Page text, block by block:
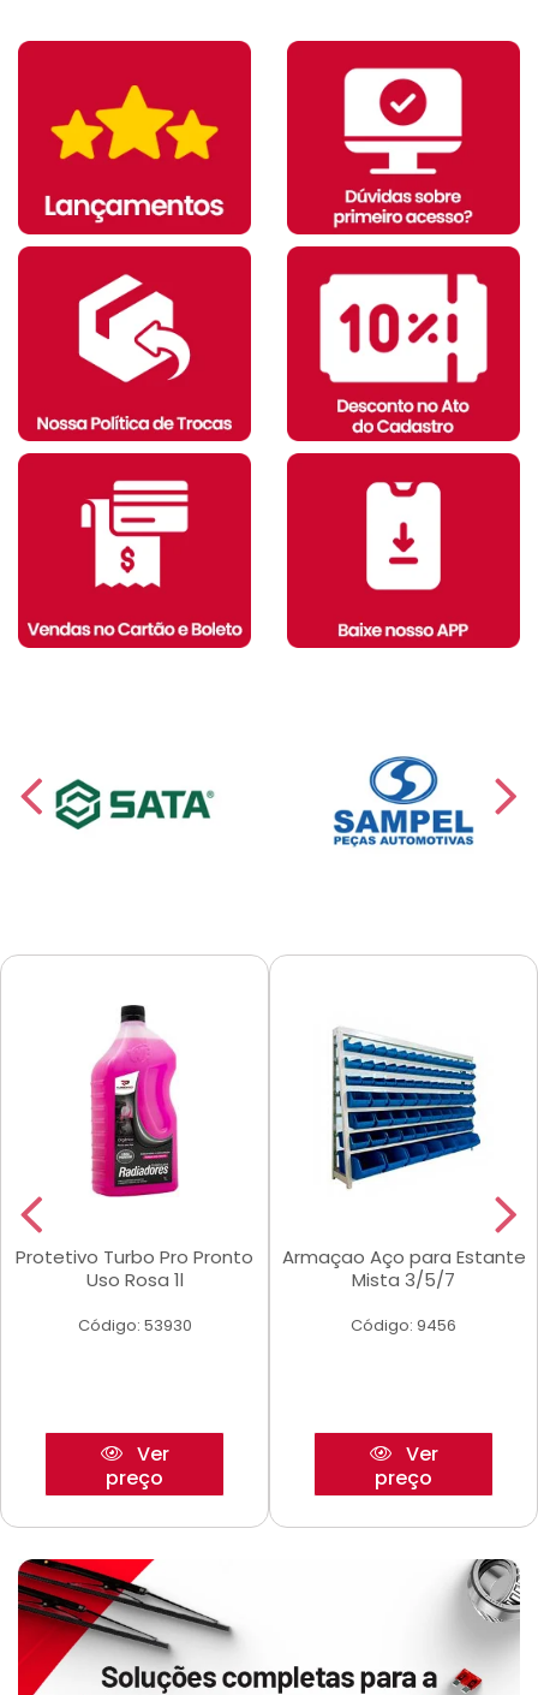
Protetivo Turbo Pro Pronto
Uso Rosa 1l
Código: 53930
Ver
preço
Armaçao Aço para Estante
Mista 3/5/7
Código: 9456
Ver
preço